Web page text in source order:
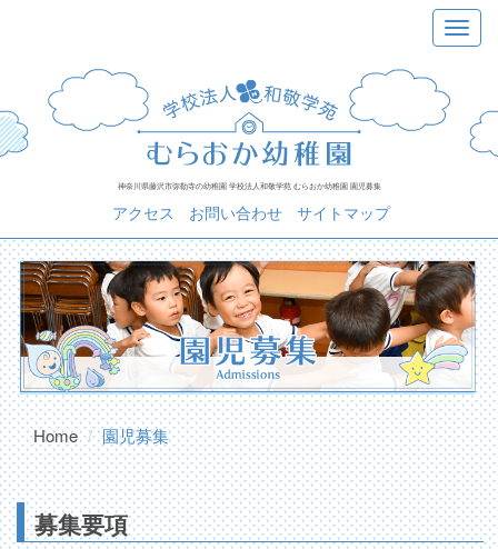
神奈川県藤沢市弥勒寺の幼稚園 学校法人和敬学苑 むらおか幼稚園 園児募集
アクセス お問い合わせ サイトマップ
Home 園児募集
募集要項